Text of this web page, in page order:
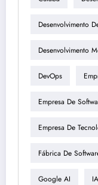
Desenvolvimento
Desenvolvimento
DevOps
Empresa De
Empresa De
Fábrica De
Google AI